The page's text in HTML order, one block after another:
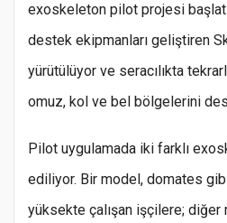
exoskeleton pilot projesi
destek ekipmanları geliştiren
yürütülüyor ve seracılıkta
omuz, kol ve bel bölgelerini
Pilot uygulamada iki farklı
ediliyor. Bir model, domates
yüksekte çalışan işçilere;